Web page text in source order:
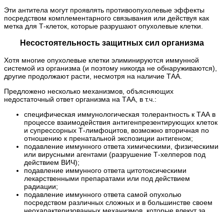
Эти антитела могут проявлять противоопухолевые эффекты
посредством комплементарного связывания или действуя как
метка для Т-клеток, которые разрушают опухолевые клетки.
Несостоятельность защитных сил организма
Хотя многие опухолевые клетки элиминируются иммунной
системой из организма (и поэтому никогда не обнаруживаются),
другие продолжают расти, несмотря на наличие ТАА.
Предложено несколько механизмов, объясняющих
недостаточный ответ организма на ТАА, в т.ч.:
специфическая иммунологическая толерантность к ТАА в
процессе взаимодействия антигенпрезентирующих клеток
и супрессорных Т-лимфоцитов, возможно вторичная по
отношению к пренатальной экспозиции антигеном;
подавление иммунного ответа химическими, физическими
или вирусными агентами (разрушение Т-хелперов под
действием ВИЧ);
подавление иммунного ответа цитотоксическими
лекарственными препаратами или под действием
радиации;
подавление иммунного ответа самой опухолью
посредством различных сложных и в большинстве своем
неохарактеризованных механизмов, которые влекут за